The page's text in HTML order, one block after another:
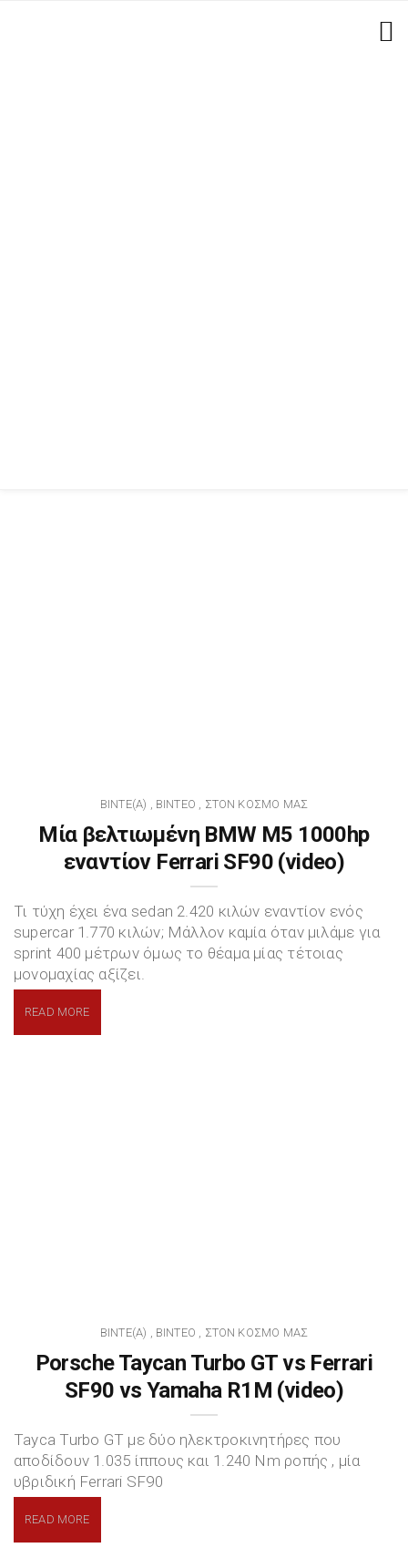
BINTE(A) , ΒΊΝΤΕΟ , ΣΤΟΝ ΚΌΣΜΟ ΜΑΣ
Μία βελτιωμένη BMW M5 1000hp
εναντίον Ferrari SF90 (video)
Τι τύχη έχει ένα sedan 2.420 κιλών εναντίον ενός
supercar 1.770 κιλών; Μάλλον καμία όταν μιλάμε για
sprint 400 μέτρων όμως το θέαμα μίας τέτοιας
μονομαχίας αξίζει.
READ MORE
BINTE(A) , ΒΊΝΤΕΟ , ΣΤΟΝ ΚΌΣΜΟ ΜΑΣ
Porsche Taycan Turbo GT vs Ferrari
SF90 vs Yamaha R1M (video)
Tayca Turbo GT με δύο ηλεκτροκινητήρες που
αποδίδουν 1.035 ίππους και 1.240 Nm ροπής , μία
υβριδική Ferrari SF90
READ MORE